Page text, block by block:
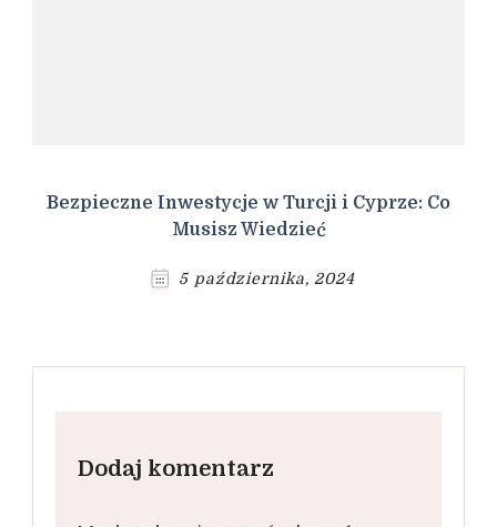
Bezpieczne Inwestycje w Turcji i Cyprze: Co
Musisz Wiedzieć
5 października, 2024
Dodaj komentarz